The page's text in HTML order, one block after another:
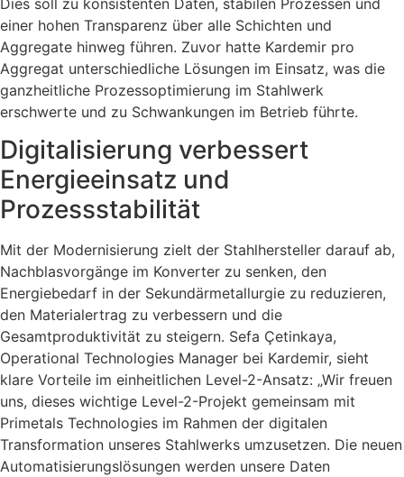
Dies soll zu konsistenten Daten, stabilen Prozessen und
einer hohen Transparenz über alle Schichten und
Aggregate hinweg führen. Zuvor hatte Kardemir pro
Aggregat unterschiedliche Lösungen im Einsatz, was die
ganzheitliche Prozessoptimierung im Stahlwerk
erschwerte und zu Schwankungen im Betrieb führte.
Digitalisierung verbessert
Energieeinsatz und
Prozessstabilität
Mit der Modernisierung zielt der Stahlhersteller darauf ab,
Nachblasvorgänge im Konverter zu senken, den
Energiebedarf in der Sekundärmetallurgie zu reduzieren,
den Materialertrag zu verbessern und die
Gesamtproduktivität zu steigern. Sefa Çetinkaya,
Operational Technologies Manager bei Kardemir, sieht
klare Vorteile im einheitlichen Level-2-Ansatz: „Wir freuen
uns, dieses wichtige Level-2-Projekt gemeinsam mit
Primetals Technologies im Rahmen der digitalen
Transformation unseres Stahlwerks umzusetzen. Die neuen
Automatisierungslösungen werden unsere Daten